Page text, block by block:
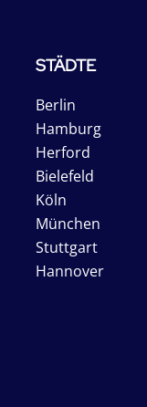
STÄDTE
Berlin
Hamburg
Herford
Bielefeld
Köln
München
Stuttgart
Hannover